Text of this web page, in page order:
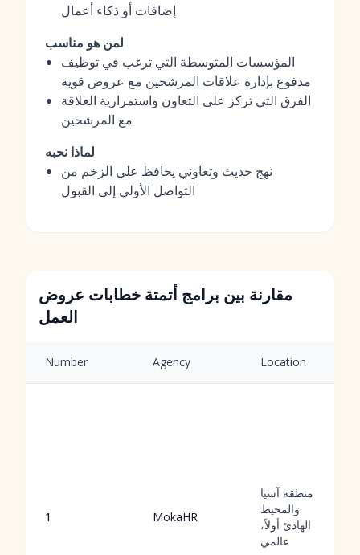
إضافات أو ذكاء أعمال
لمن هو مناسب
المؤسسات المتوسطة التي ترغب في توظيف
مدفوع بإدارة علاقات المرشحين مع عروض قوية
الفرق التي تركز على التعاون واستمرارية العلاقة
مع المرشحين
لماذا نحبه
نهج حديث وتعاوني يحافظ على الزخم من
التواصل الأولي إلى القبول
مقارنة بين برامج أتمتة خطابات عروض
العمل
Number Agency Location
1 MokaHR
منطقة آسيا
والمحيط
الهادئ أولاً،
عالمي